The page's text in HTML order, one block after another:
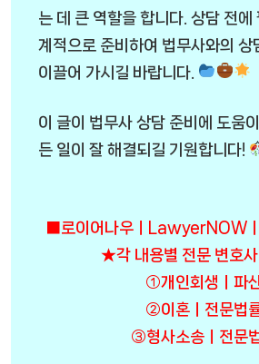
는 데 큰 역할을 합니다. 상담 전에
계적으로 준비하여 법무사와의 상
이끌어 가시길 바랍니다.
이 글이 법무사 상담 준비에 도움
든 일이 잘 해결되길 기원합니다!
■로이어나우ㅣLawyerNOW
★각 내용별 전문 변호
①개인회생ㅣ파
②이혼ㅣ전문법
③형사소송ㅣ전문